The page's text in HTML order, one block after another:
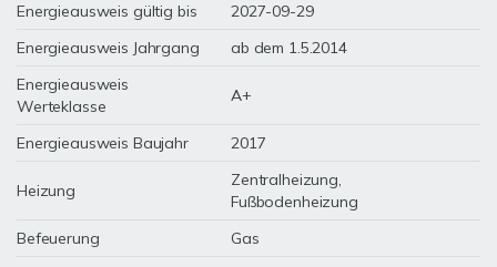
Energieausweis gültig bis
2027-09-29
Energieausweis Jahrgang
ab dem 1.5.2014
Energieausweis
Werteklasse
A+
Energieausweis Baujahr 2017
Heizung
Zentralheizung,
Fußbodenheizung
Befeuerung
Gas